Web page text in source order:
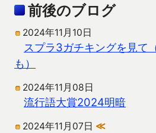
前後のブログ
2024年11月10日
スプラ3ガチキングを見て
も）
2024年11月08日
流行語大賞2024明暗
2024年11月07日 ≪